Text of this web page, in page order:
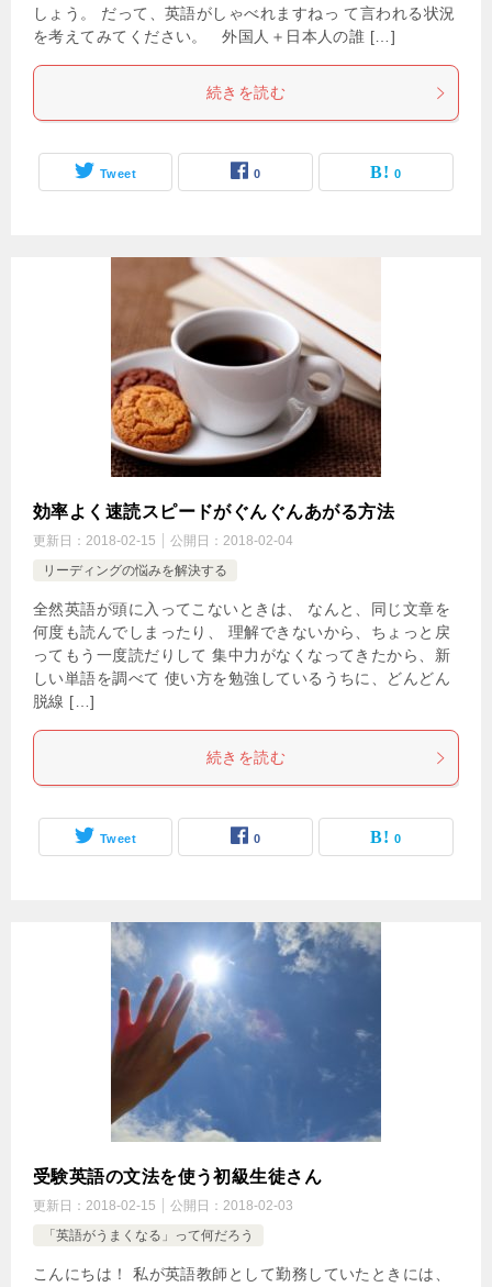
しょう。 だって、英語がしゃべれますねっ て言われる状況
を考えてみてください。 外国人＋日本人の誰 […]
続きを読む
Tweet 0 0
効率よく速読スピードがぐんぐんあがる方法
更新日： 2018-02-15 公開日： 2018-02-04
リーディングの悩みを解決する
全然英語が頭に入ってこないときは、 なんと、同じ文章を
何度も読んでしまったり、 理解できないから、ちょっと戻
ってもう一度読だりして 集中力がなくなってきたから、新
しい単語を調べて 使い方を勉強しているうちに、どんどん
脱線 […]
続きを読む
Tweet 0 0
受験英語の文法を使う初級生徒さん
更新日： 2018-02-15 公開日： 2018-02-03
「英語がうまくなる」って何だろう
こんにちは！ 私が英語教師として勤務していたときには、